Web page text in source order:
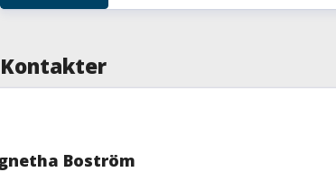
Kontakter
Boström